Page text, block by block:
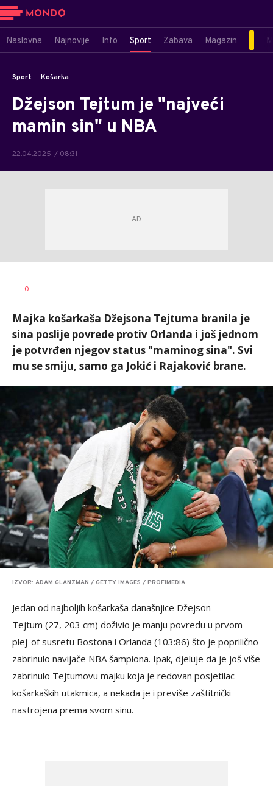
Naslovna Najnovije Info Sport Zabava Magazin
Sport Košarka
Džejson Tejtum je "najveći
mamin sin" u NBA
22.04.2025. / 08:31
0
Majka košarkaša Džejsona Tejtuma branila je
sina poslije povrede protiv Orlanda i još jednom
je potvrđen njegov status "maminog sina". Svi
mu se smiju, samo ga Jokić i Rajaković brane.
IZVOR: ADAM GLANZMAN / GETTY IMAGES / PROFIMEDIA
Jedan od najboljih košarkaša današnjice Džejson
Tejtum (27, 203 cm) doživio je manju povredu u prvom
plej-of susretu Bostona i Orlanda (103:86) što je poprilično
zabrinulo navijače NBA šampiona. Ipak, djeluje da je još više
zabrinulo Tejtumovu majku koja je redovan posjetilac
košarkaških utakmica, a nekada je i previše zaštitnički
nastrojena prema svom sinu.